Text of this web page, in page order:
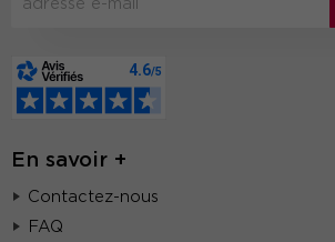
En savoir +
Contactez-nous
FAQ